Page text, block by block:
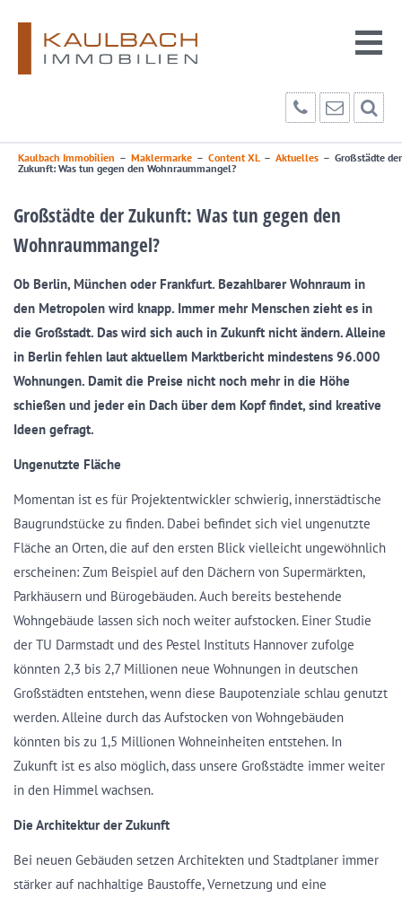
Kaulbach Immobilien – Maklermarke – Content XL– Aktuelles – Großstädte der
Zukunft: Was tun gegen den Wohnraummangel?
Großstädte der Zukunft: Was tun gegen den
Wohnraummangel?
Ob Berlin, München oder Frankfurt. Bezahlbarer Wohnraum in
den Metropolen wird knapp. Immer mehr Menschen zieht es in
die Großstadt. Das wird sich auch in Zukunft nicht ändern. Alleine
in Berlin fehlen laut aktuellem Marktbericht mindestens 96.000
Wohnungen. Damit die Preise nicht noch mehr in die Höhe
schießen und jeder ein Dach über dem Kopf findet, sind kreative
Ideen gefragt.
Ungenutzte Fläche
Momentan ist es für Projektentwickler schwierig, innerstädtische
Baugrundstücke zu finden. Dabei befindet sich viel ungenutzte
Fläche an Orten, die auf den ersten Blick vielleicht ungewöhnlich
erscheinen: Zum Beispiel auf den Dächern von Supermärkten,
Parkhäusern und Bürogebäuden. Auch bereits bestehende
Wohngebäude lassen sich noch weiter aufstocken. Einer Studie
der TU Darmstadt und des Pestel Instituts Hannover zufolge
könnten 2,3 bis 2,7 Millionen neue Wohnungen in deutschen
Großstädten entstehen, wenn diese Baupotenziale schlau genutzt
werden. Alleine durch das Aufstocken von Wohngebäuden
könnten bis zu 1,5 Millionen Wohneinheiten entstehen. In
Zukunft ist es also möglich, dass unsere Großstädte immer weiter
in den Himmel wachsen.
Die Architektur der Zukunft
Bei neuen Gebäuden setzen Architekten und Stadtplaner immer
stärker auf nachhaltige Baustoffe, Vernetzung und eine